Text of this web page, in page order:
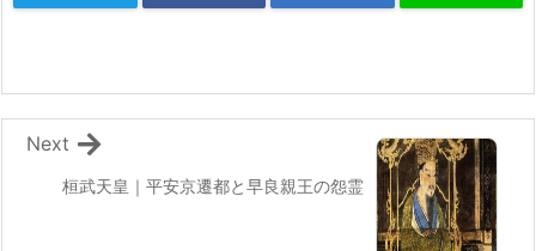
桓武天皇｜平安京遷都と早良親王の怨霊
Next